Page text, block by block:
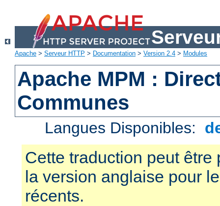
Apache > Serveur HTTP > Documentation > Version 2.4 > Modules
Apache MPM :
Communes
Langues Disponibles:
Cette traduction peut être
la version anglaise pour
récents.